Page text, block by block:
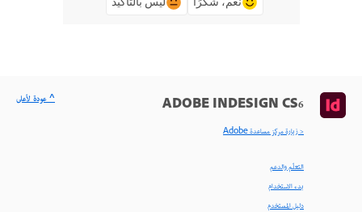
ADOBE INDESIGN CS6
< زيارة مركز مساعدة Adobe
التعلّم والدعم
بدء الاستخدام
دليل المستخدم
^ عودة لأعلى